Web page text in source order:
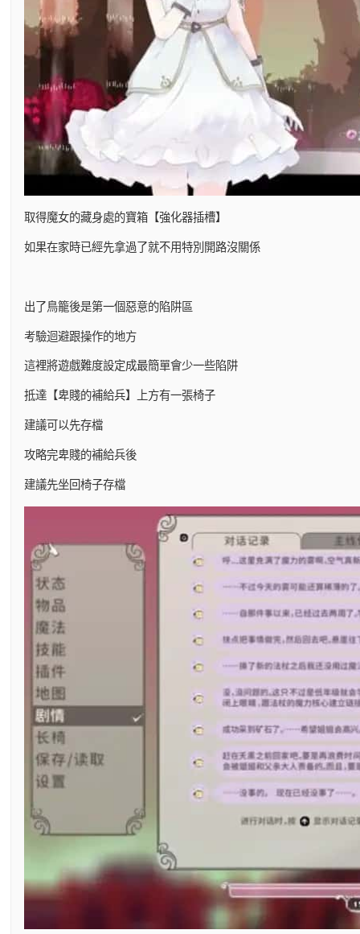
取得魔女的藏身處的寶箱【強化器插槽】
如果在家時已經先拿過了就不用特別開路沒關係
出了鳥籠後是第一個惡意的陷阱區
考驗迴避跟操作的地方
這裡將遊戲難度設定成最簡單會少一些陷阱
抵達【卑賤的補給兵】上方有一張椅子
建議可以先存檔
攻略完卑賤的補給兵後
建議先坐回椅子存檔